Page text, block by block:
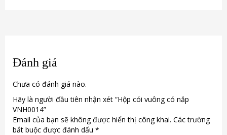
Đánh giá
Chưa có đánh giá nào.
Hãy là người đầu tiên nhận xét “Hộp cói vuông có nắp
VNH0014”
Email của bạn sẽ không được hiển thị công khai. Các trường
bắt buộc được đánh dấu *